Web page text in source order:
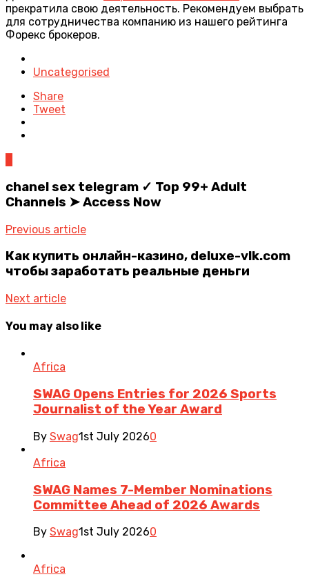
прекратила свою деятельность. Рекомендуем выбрать
для сотрудничества компанию из нашего рейтинга
Форекс брокеров.
in
Uncategorised
Share
Tweet
chanel sex telegram ✓ Top 99+ Adult
Channels ➤ Access Now
Previous article
Как купить онлайн-казино, deluxe-vlk.com
чтобы заработать реальные деньги
Next article
You may also like
Africa
SWAG Opens Entries for 2026 Sports
Journalist of the Year Award
By Swag1st July 20260
Africa
SWAG Names 7-Member Nominations
Committee Ahead of 2026 Awards
By Swag1st July 20260
Africa